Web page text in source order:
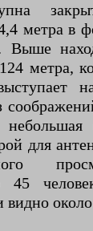
метра в
Выше
метра,
для
45